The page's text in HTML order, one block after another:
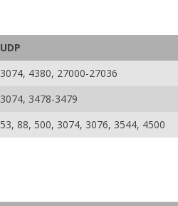
UDP
3074, 4380, 27000-27036
3074, 3478-3479
53, 88, 500, 3074, 3076, 3544, 4500